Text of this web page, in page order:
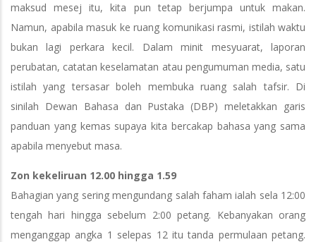
maksud mesej itu, kita pun tetap berjumpa untuk makan.
Namun, apabila masuk ke ruang komunikasi rasmi, istilah waktu
bukan lagi perkara kecil. Dalam minit mesyuarat, laporan
perubatan, catatan keselamatan atau pengumuman media, satu
istilah yang tersasar boleh membuka ruang salah tafsir. Di
sinilah Dewan Bahasa dan Pustaka (DBP) meletakkan garis
panduan yang kemas supaya kita bercakap bahasa yang sama
apabila menyebut masa.
Zon kekeliruan 12.00 hingga 1.59
Bahagian yang sering mengundang salah faham ialah sela 12:00
tengah hari hingga sebelum 2:00 petang. Kebanyakan orang
menganggap angka 1 selepas 12 itu tanda permulaan petang.